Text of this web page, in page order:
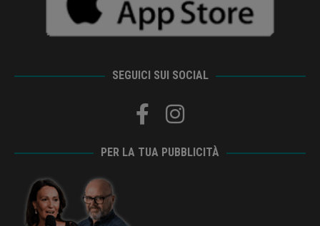
SEGUICI SUI SOCIAL
PER LA TUA PUBBLICITÀ